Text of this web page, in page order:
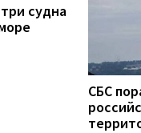
судна
СБС